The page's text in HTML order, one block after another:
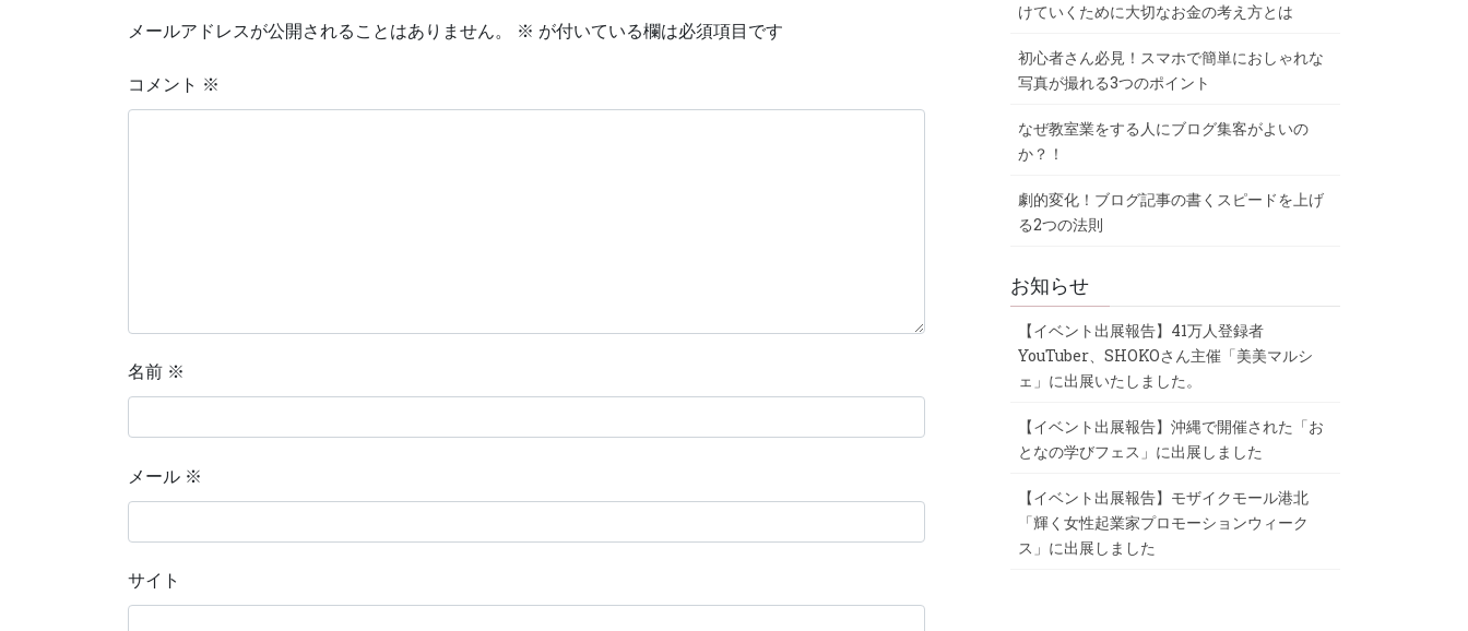
メールアドレスが公開されることはありません。 ※ が付いている欄は必須項目です
コメント ※
名前 ※
メール ※
サイト
けていくために大切なお金の考え方とは
初心者さん必見！スマホで簡単におしゃれな
写真が撮れる3つのポイント
なぜ教室業をする人にブログ集客がよいの
か？！
劇的変化！ブログ記事の書くスピードを上げ
る2つの法則
お知らせ
【イベント出展報告】41万人登録者
YouTuber、SHOKOさん主催「美美マルシ
ェ」に出展いたしました。
【イベント出展報告】沖縄で開催された「お
となの学びフェス」に出展しました
【イベント出展報告】モザイクモール港北
「輝く女性起業家プロモーションウィーク
ス」に出展しました